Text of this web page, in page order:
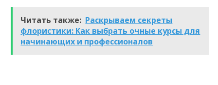
Читать также: Раскрываем секреты
флористики: Как выбрать очные курсы для
начинающих и профессионалов